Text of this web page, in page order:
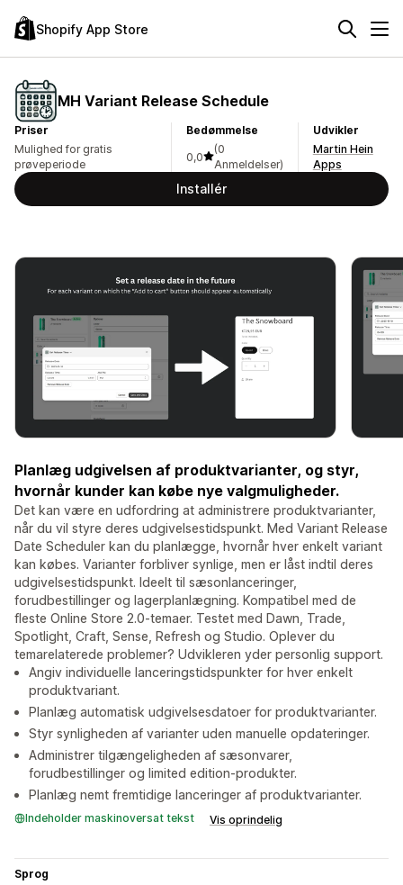
Shopify App Store
MH Variant Release Schedule
Priser
Mulighed for gratis
prøveperiode
Bedømmelse
0,0
(0
Anmeldelser)
Udvikler
Martin Hein
Apps
Installér
Planlæg udgivelsen af produktvarianter, og styr,
hvornår kunder kan købe nye valgmuligheder.
Det kan være en udfordring at administrere produktvarianter,
når du vil styre deres udgivelsestidspunkt. Med Variant Release
Date Scheduler kan du planlægge, hvornår hver enkelt variant
kan købes. Varianter forbliver synlige, men er låst indtil deres
udgivelsestidspunkt. Ideelt til sæsonlanceringer,
forudbestillinger og lagerplanlægning. Kompatibel med de
fleste Online Store 2.0-temaer. Testet med Dawn, Trade,
Spotlight, Craft, Sense, Refresh og Studio. Oplever du
temarelaterede problemer? Udvikleren yder personlig support.
Angiv individuelle lanceringstidspunkter for hver enkelt
produktvariant.
Planlæg automatisk udgivelsesdatoer for produktvarianter.
Styr synligheden af varianter uden manuelle opdateringer.
Administrer tilgængeligheden af sæsonvarer,
forudbestillinger og limited edition-produkter.
Planlæg nemt fremtidige lanceringer af produktvarianter.
Indeholder maskinoversat tekst Vis oprindelig
Sprog